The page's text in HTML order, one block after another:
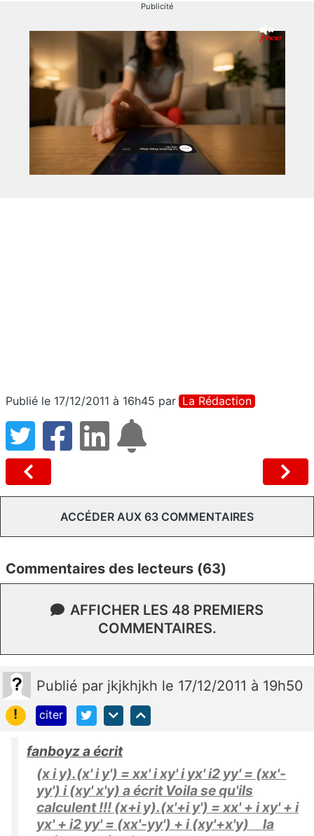
Publicité
Publié le 17/12/2011 à 16h45 par La Rédaction
ACCÉDER AUX 63 COMMENTAIRES
Commentaires des lecteurs (63)
AFFICHER LES 48 PREMIERS
COMMENTAIRES.
Publié par jkjkhjkh le 17/12/2011 à 19h50
!
citer
fanboyz a écrit
(x i y).(x' i y') = xx' i xy' i yx' i2 yy' = (xx'-
yy') i (xy' x'y) a écrit Voila se qu'ils
calculent !!! (x+i y).(x'+i y') = xx' + i xy' + i
yx' + i2 yy' = (xx'-yy') + i (xy'+x'y) la